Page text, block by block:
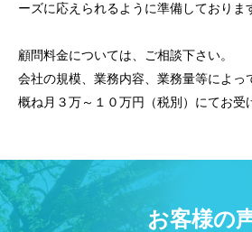
ーズに応えられるように準備しておりま
顧問料金については、ご相談下さい。
会社の規模、業務内容、業務量等によっ
概ね月３万～１０万円（税別）にてお受
お客様の